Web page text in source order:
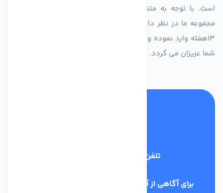
است. با توجه به متنوع بودن فن های تولیدی کمپانی اروپایی
مجموعه ما در نظر دارد کالاهای تخصصی شما عزیزان رو در صرف
13هفته وارد نموده و این عمر باعث صرفه جویی در هزینه و زمان
شما عزیزان می گردد.
تلفن پشتیبانی
برای آگاهی از آخرین اخبار در خبرنامه ما عضو شوید